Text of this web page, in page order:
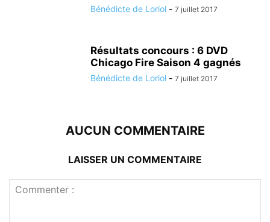
Bénédicte de Loriol - 7 juillet 2017
Résultats concours : 6 DVD
Chicago Fire Saison 4 gagnés
Bénédicte de Loriol - 7 juillet 2017
AUCUN COMMENTAIRE
LAISSER UN COMMENTAIRE